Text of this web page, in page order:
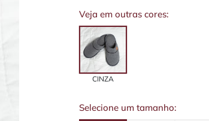
Veja em outras cores:
CINZA
Selecione um tamanho: